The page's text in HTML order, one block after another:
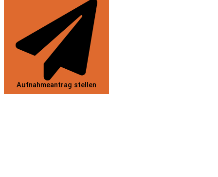
Aufnahmeantrag stellen